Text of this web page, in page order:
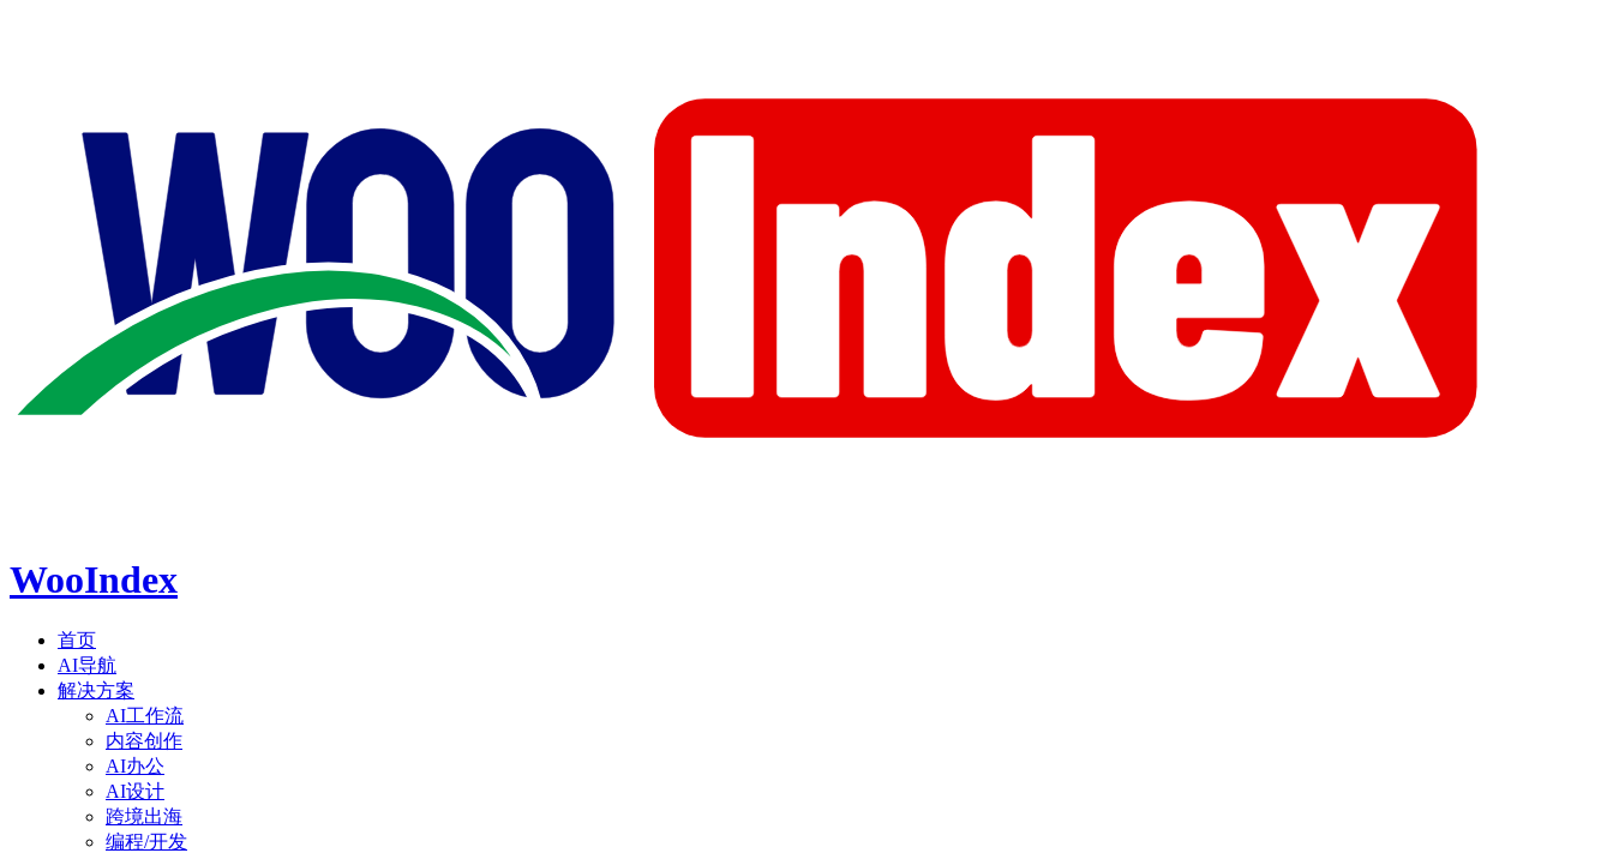
WooIndex
首页
AI导航
解决方案
AI工作流
内容创作
AI办公
AI设计
跨境出海
编程/开发